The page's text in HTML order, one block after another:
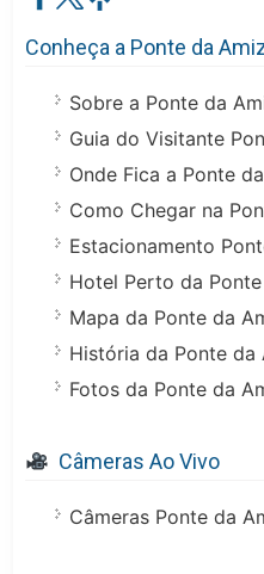
Conheça a Ponte da
Sobre a Ponte da
Guia do Visitante
Onde Fica a Ponte
Como Chegar na
Estacionamento
Hotel Perto da
Mapa da Ponte da
História da Ponte da
Fotos da Ponte da
Câmeras Ao Vivo
Câmeras Ponte da